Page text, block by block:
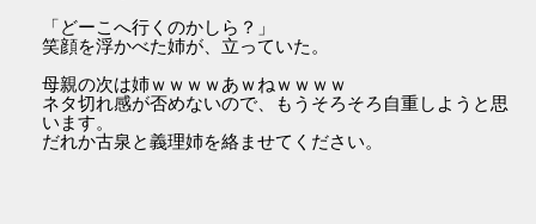
「どーこへ行くのかしら？」
笑顔を浮かべた姉が、立っていた。
母親の次は姉ｗｗｗｗあｗねｗｗｗｗ
ネタ切れ感が否めないので、もうそろそろ自重しようと思
います。
だれか古泉と義理姉を絡ませてください。